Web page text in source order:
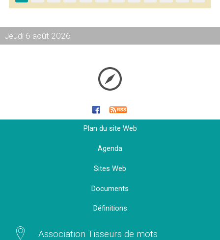
Jeudi 6 août 2026
Plan du site Web
Agenda
Sites Web
Documents
Définitions
Association Tisseurs de mots